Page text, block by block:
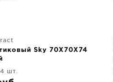
Sky 70X70X74
шт.